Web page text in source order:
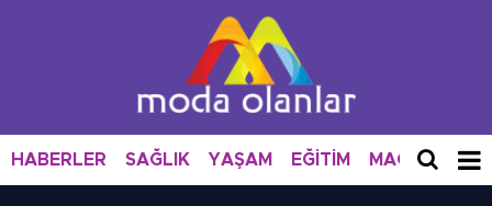
HABERLER SAĞLIK YAŞAM EĞİTİM MAGAZİN